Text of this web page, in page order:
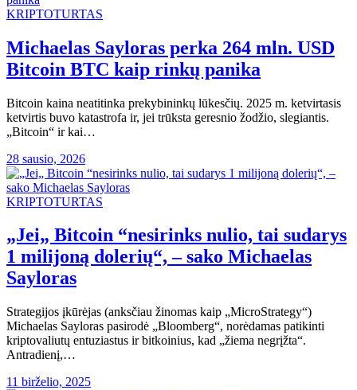
KRIPTOTURTAS
Michaelas Sayloras perka 264 mln. USD
Bitcoin BTC kaip rinkų panika
Bitcoin kaina neatitinka prekybininkų lūkesčių. 2025 m. ketvirtasis
ketvirtis buvo katastrofa ir, jei trūksta geresnio žodžio, slegiantis.
„Bitcoin“ ir kai…
28 sausio, 2026
KRIPTOTURTAS
„Jei„ Bitcoin “nesirinks nulio, tai sudarys
1 milijoną dolerių“, – sako Michaelas
Sayloras
Strategijos įkūrėjas (anksčiau žinomas kaip „MicroStrategy“)
Michaelas Sayloras pasirodė „Bloomberg“, norėdamas patikinti
kriptovaliutų entuziastus ir bitkoinius, kad „žiema negrįžta“.
Antradienį,…
11 birželio, 2025